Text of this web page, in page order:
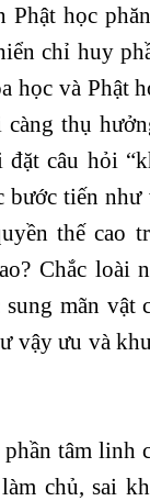
học
chỉ huy
học và Phật
thụ
câu hỏi
tiến
thế cao
Chắc loài
mãn vật
vậy ưu và
tâm linh
chủ, sai